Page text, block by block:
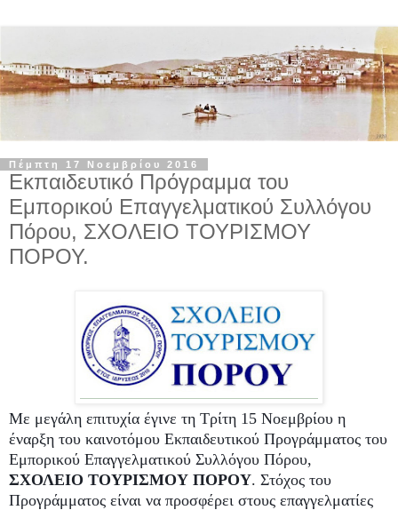
Πέμπτη 17 Νοεμβρίου 2016
Εκπαιδευτικό Πρόγραμμα του
Εμπορικού Επαγγελματικού Συλλόγου
Πόρου, ΣΧΟΛΕΙΟ ΤΟΥΡΙΣΜΟΥ
ΠΟΡΟΥ.
Με μεγάλη επιτυχία έγινε τη Τρίτη 15 Νοεμβρίου η
έναρξη του καινοτόμου Εκπαιδευτικού Προγράμματος του
Εμπορικού Επαγγελματικού Συλλόγου Πόρου,
ΣΧΟΛΕΙΟ ΤΟΥΡΙΣΜΟΥ ΠΟΡΟΥ. Στόχος του
Προγράμματος είναι να προσφέρει στους επαγγελματίες